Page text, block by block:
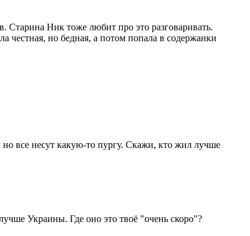
Ник тоже любит про это разговаривать.
но бедная, а потом попала в содержанки
но все несут какую-то пургу. Скажи, кто жил лучше
Украины. Где оно это твоё "очень скоро"?